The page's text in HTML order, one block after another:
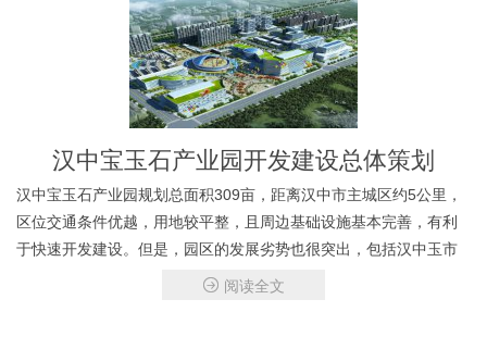
汉中宝玉石产业园开发建设总体策划
汉中宝玉石产业园规划总面积309亩，距离汉中市主城区约5公里，
区位交通条件优越，用地较平整，且周边基础设施基本完善，有利
于快速开发建设。但是，园区的发展劣势也很突出，包括汉中玉市
场知名度低，品牌影响力弱；项目地远离主要的珠宝玉石消费区域
阅读全文